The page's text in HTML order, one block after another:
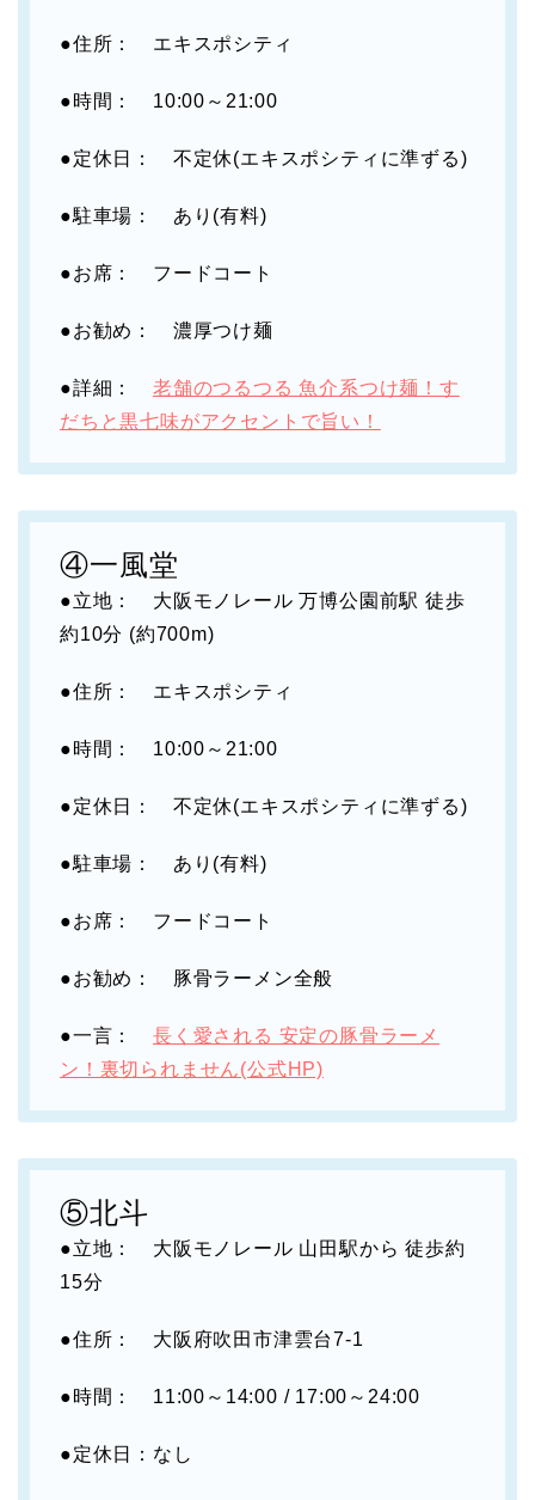
●住所： エキスポシティ
●時間： 10:00～21:00
●定休日： 不定休(エキスポシティに準ずる)
●駐車場： あり(有料)
●お席： フードコート
●お勧め： 濃厚つけ麺
●詳細： 老舗のつるつる 魚介系つけ麺！す
だちと黒七味がアクセントで旨い！
④一風堂
●立地： 大阪モノレール 万博公園前駅 徒歩
約10分 (約700m)
●住所： エキスポシティ
●時間： 10:00～21:00
●定休日： 不定休(エキスポシティに準ずる)
●駐車場： あり(有料)
●お席： フードコート
●お勧め： 豚骨ラーメン全般
●一言： 長く愛される 安定の豚骨ラーメ
ン！裏切られません(公式HP)
⑤北斗
●立地： 大阪モノレール 山田駅から 徒歩約
15分
●住所： 大阪府吹田市津雲台7-1
●時間： 11:00～14:00 / 17:00～24:00
●定休日：なし